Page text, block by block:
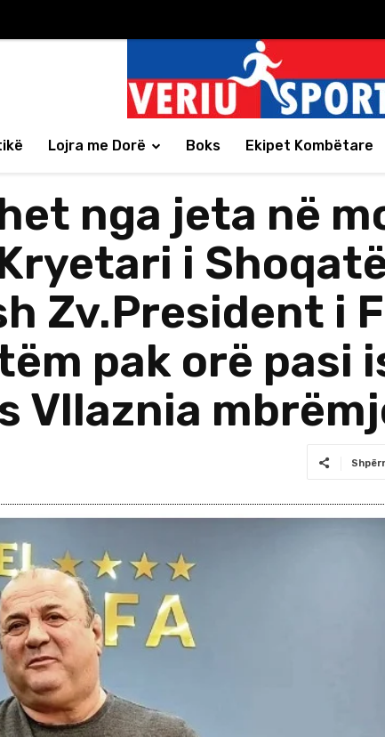
Lojra me Dorë Boks Ekipet Kombëtare
nga jeta në
i
Zv.President i
pak orë pasi
Vllaznia